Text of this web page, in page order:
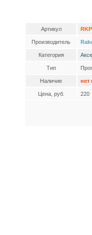
Артикул
Производитель
Категория
Тип
Наличие нет
Цена, руб. 220